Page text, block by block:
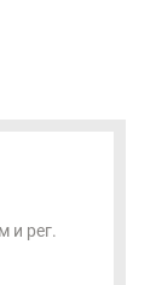
и рег.